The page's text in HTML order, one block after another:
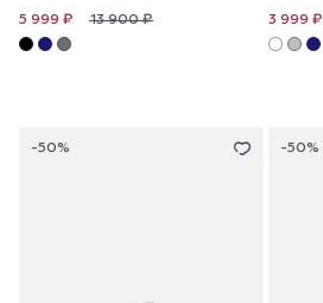
13 900 ₽
5 999 ₽ 3 999 ₽
-50% -50%